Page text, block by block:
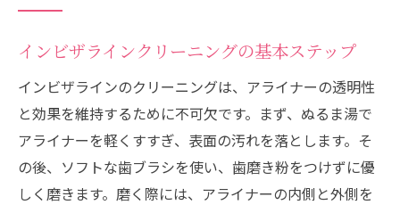
福岡でインビザラインを使用する人必見クリー
正しいクリーニングが歯の健康を守る理由
日々のクリーニングがもたらす長期的な効
クリーニング不足がもたらすトラブル
インビザラインクリーニングの基本ステップ
インビザラインのクリーニングは、アライナーの透明性
と効果を維持するために不可欠です。まず、ぬるま湯で
アライナーを軽くすすぎ、表面の汚れを落とします。そ
の後、ソフトな歯ブラシを使い、歯磨き粉をつけずに優
しく磨きます。磨く際には、アライナーの内側と外側を